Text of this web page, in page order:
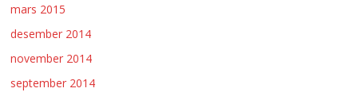
mars 2015
desember 2014
november 2014
september 2014